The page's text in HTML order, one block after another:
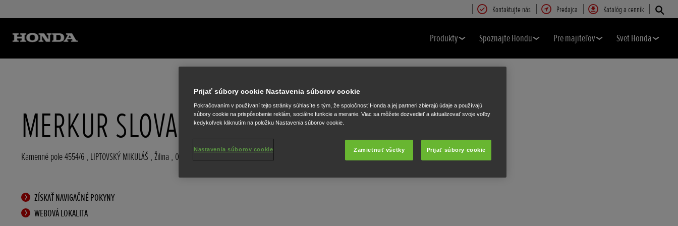
Kontaktujte nás Predajca Katalóg a cenník
Produkty Spoznajte Hondu Pre majiteľov Svet Honda
MERKUR SLOVAKIA
Kamenné pole 4554/6 , LIPTOVSKÝ MIKULÁŠ , Žilina , 031 01
ZÍSKAŤ NAVIGAČNÉ POKYNY
WEBOVÁ LOKALITA
Prijať súbory cookie Nastavenia súborov cookie
Pokračovaním v používaní tejto stránky súhlasíte s tým, že spoločnosť Honda a jej partneri zbierajú údaje a používajú
súbory cookie na prispôsobenie reklám, sociálne funkcie a meranie. Viac sa môžete dozvedieť a aktualizovať svoje voľby
kedykoľvek kliknutím na položku Nastavenia súborov cookie.
Zamietnuť všetky Prijať súbory cookie
Nastavenia súborov cookie